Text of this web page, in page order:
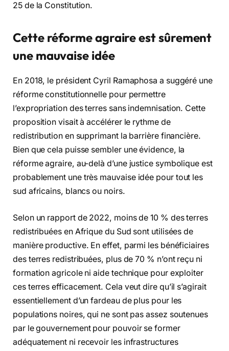
25 de la Constitution.
Cette réforme agraire est sûrement
une mauvaise idée
En 2018, le président Cyril Ramaphosa a suggéré une
réforme constitutionnelle pour permettre
l’expropriation des terres sans indemnisation. Cette
proposition visait à accélérer le rythme de
redistribution en supprimant la barrière financière.
Bien que cela puisse sembler une évidence, la
réforme agraire, au-delà d’une justice symbolique est
probablement une très mauvaise idée pour tout les
sud africains, blancs ou noirs.
Selon un rapport de 2022, moins de 10 % des terres
redistribuées en Afrique du Sud sont utilisées de
manière productive. En effet, parmi les bénéficiaires
des terres redistribuées, plus de 70 % n’ont reçu ni
formation agricole ni aide technique pour exploiter
ces terres efficacement. Cela veut dire qu’il s’agirait
essentiellement d’un fardeau de plus pour les
populations noires, qui ne sont pas assez soutenues
par le gouvernement pour pouvoir se former
adéquatement ni recevoir les infrastructures